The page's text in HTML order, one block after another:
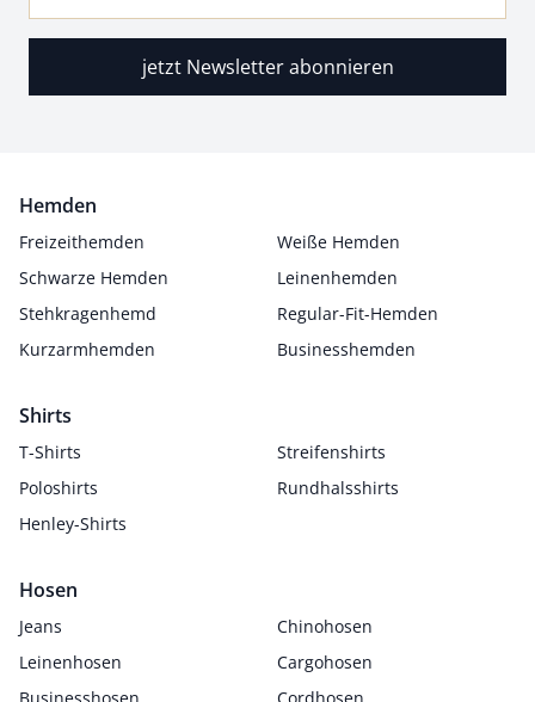
jetzt Newsletter abonnieren
Hemden
Freizeithemden
Weiße Hemden
Schwarze Hemden
Leinenhemden
Stehkragenhemd
Regular-Fit-Hemden
Kurzarmhemden
Businesshemden
Shirts
T-Shirts
Streifenshirts
Poloshirts
Rundhalsshirts
Henley-Shirts
Hosen
Jeans
Chinohosen
Leinenhosen
Cargohosen